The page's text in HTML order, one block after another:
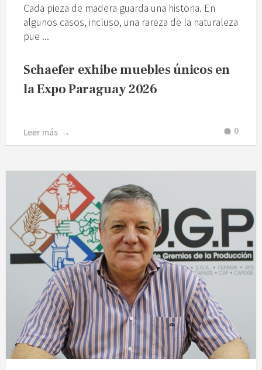
Schaefer exhibe muebles únicos en
la Expo Paraguay 2026
Cada pieza de madera guarda una historia. En
algunos casos, incluso, una rareza de la naturaleza
pue ...
Leer más 0